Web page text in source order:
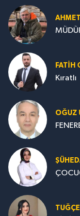
FATIH
Kıratlı
OĞUZ